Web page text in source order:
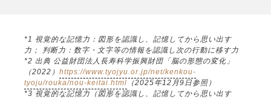
*1 視覚的な記憶力：図形を認識し、記憶してから思い出す
力； 判断力：数字・文字等の情報を認識し次の行動に移す力
*2 出典 公益財団法人長寿科学振興財団「脳の形態の変化」
（2022） https://www.tyojyu.or.jp/net/kenkou-
tyoju/rouka/nou-keitai.html （2025年12月9日参照）
*3 視覚的な記憶力（図形を認識し、記憶してから思い出す